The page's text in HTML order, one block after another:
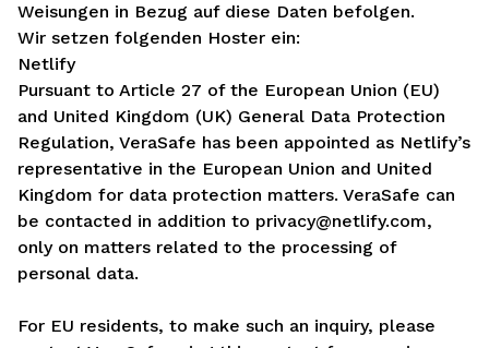
Weisungen in Bezug auf diese Daten befolgen.
Wir setzen folgenden Hoster ein:
Netlify
Pursuant to Article 27 of the European Union (EU)
and United Kingdom (UK) General Data Protection
Regulation, VeraSafe has been appointed as Netlify’s
representative in the European Union and United
Kingdom for data protection matters. VeraSafe can
be contacted in addition to privacy@netlify.com,
only on matters related to the processing of
personal data.
For EU residents, to make such an inquiry, please